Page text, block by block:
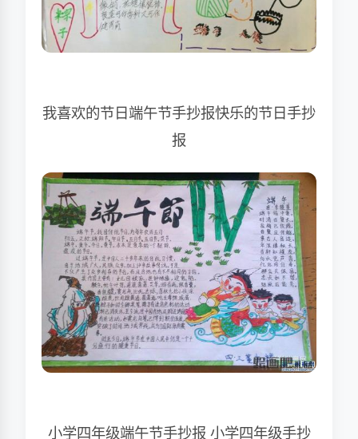
我喜欢的节日端午节手抄报快乐的节日手抄
报
小学四年级端午节手抄报 小学四年级手抄